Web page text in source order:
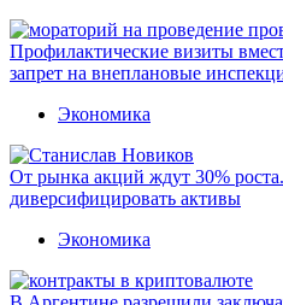
Профилактические визиты
запрет на внеплановые
Экономика
От рынка акций ждут 30%
диверсифицировать активы
Экономика